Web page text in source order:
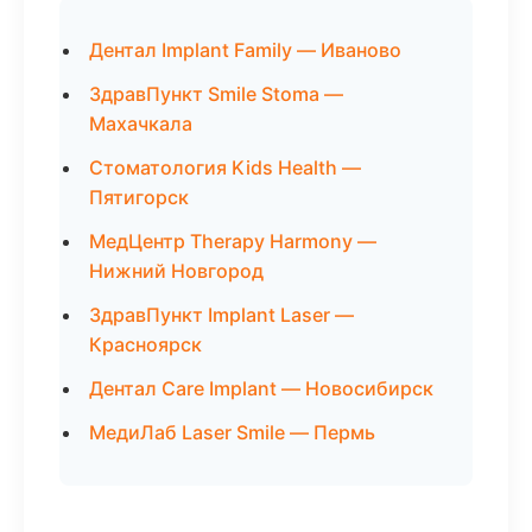
Дентал Implant Family — Иваново
ЗдравПункт Smile Stoma —
Махачкала
Стоматология Kids Health —
Пятигорск
МедЦентр Therapy Harmony —
Нижний Новгород
ЗдравПункт Implant Laser —
Красноярск
Дентал Care Implant — Новосибирск
МедиЛаб Laser Smile — Пермь